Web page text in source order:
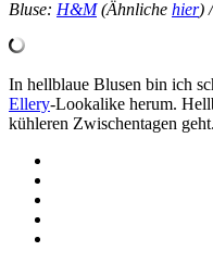
Bluse: H&M(Ähnliche hier)
In hellblaue Blusen bin ich
Ellery-Lookalike herum.
kühleren Zwischentagen geht.